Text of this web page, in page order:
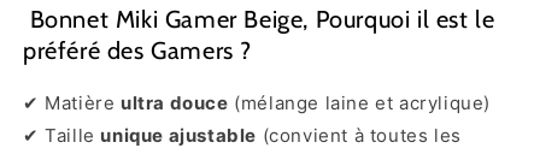
Bonnet Miki Gamer Beige, Pourquoi il est le
préféré des Gamers ?
✔ Matière ultra douce (mélange laine et acrylique)
✔ Taille unique ajustable (convient à toutes les